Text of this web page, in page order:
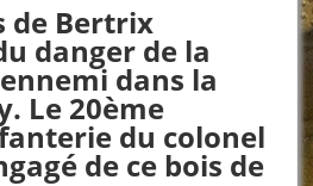
de Bertrix
danger de la
dans la
Le 20ème
du colonel
de ce bois de